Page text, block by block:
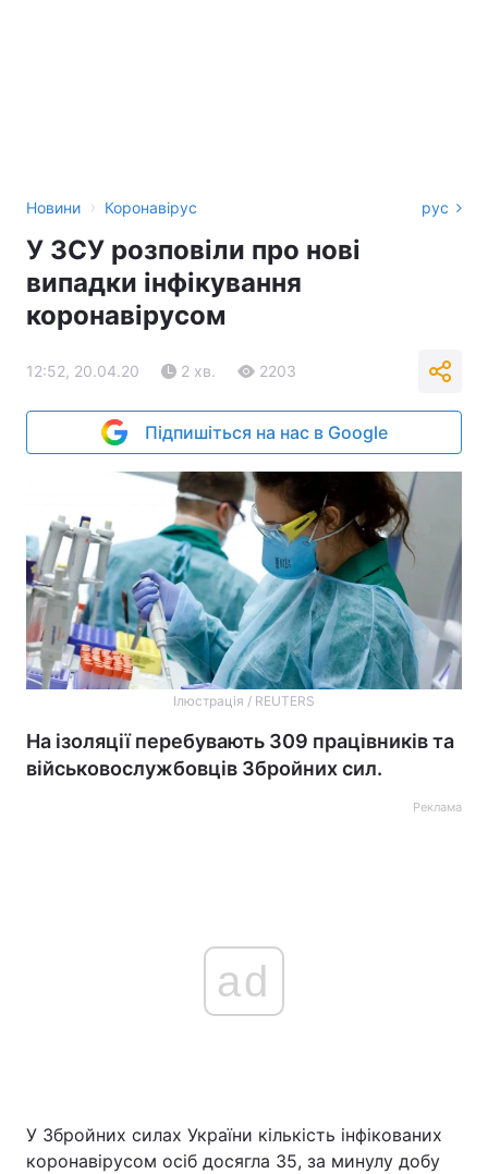
Новини › Коронавірус рус
У ЗСУ розповіли про нові
випадки інфікування
коронавірусом
12:52, 20.04.20 2 хв. 2203
Підпишіться на нас в Google
Ілюстрація / REUTERS
На ізоляції перебувають 309 працівників та
військовослужбовців Збройних сил.
Реклама
ad
У Збройних силах України кількість інфікованих
коронавірусом осіб досягла 35, за минулу добу